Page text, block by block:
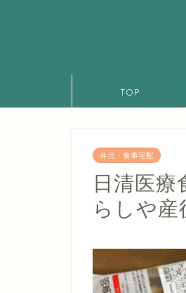
TOP
弁当・食事宅配
日清医
らしや